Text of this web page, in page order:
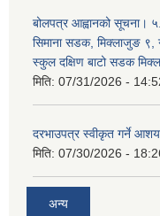
बोलपत्र आह्वानको सूचना। ५.
सिमाना सडक, मिक्लाजुङ ९,
स्कुल दक्षिण बाटो सडक
मिति: 07/31/2026 -
दरभाउपत्र स्वीकृत गर्ने
मिति: 07/30/2026 -
अन्य